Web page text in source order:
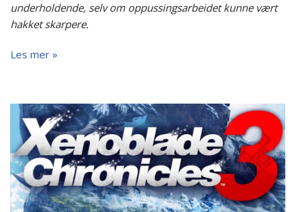
underholdende, selv om oppussingsarbeidet kunne vært
hakket skarpere.
Les mer »